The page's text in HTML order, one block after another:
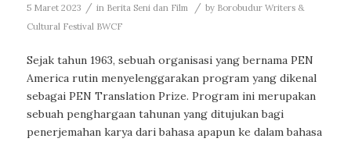
5 Maret 2023 / in Berita Seni dan Film / by Borobudur Writers &
Cultural Festival BWCF
Sejak tahun 1963, sebuah organisasi yang bernama PEN
America rutin menyelenggarakan program yang dikenal
sebagai PEN Translation Prize. Program ini merupakan
sebuah penghargaan tahunan yang ditujukan bagi
penerjemahan karya dari bahasa apapun ke dalam bahasa